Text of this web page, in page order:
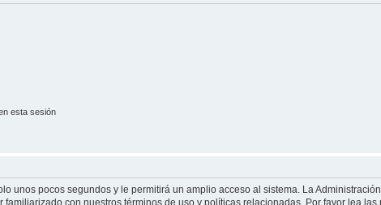
esta sesión
unos pocos segundos y le permitirá un amplio acceso al sistema. La
con nuestros términos de uso y políticas relacionadas. Por favor lea